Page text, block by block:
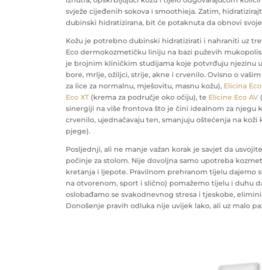
svježe cijeđenih sokova i smoothieja. Zatim,
dubinski hidratizirana, bit će potaknuta da obnovi
Kožu je potrebno dubinski hidratizirati i nahraniti uz
Eco dermokozmetičku liniju na bazi puževih
je brojnim kliničkim studijama koje potvrđuju njezinu
bore, mrlje, ožiljci, strije, akne i crvenilo. Ovisno o
za lice za normalnu, mješovitu, masnu kožu), Elicina
Eco XT (krema za područje oko očiju), te Elicine Eco AV
sinergiji na više frontova što je čini idealnom za njegu
crvenilo, ujednačavaju ten, smanjuju oštećenja na
pjege).
Posljednji, ali ne manje važan korak je savjet da
počinje za stolom. Nije dovoljna samo upotreba
kretanja i ljepote. Pravilnom prehranom tijelu dajemo
na otvorenom, sport i slično) pomažemo tijelu i duhu
oslobađamo se svakodnevnog stresa i tjeskobe,
Donošenje pravih odluka nije uvijek lako, ali uz malo